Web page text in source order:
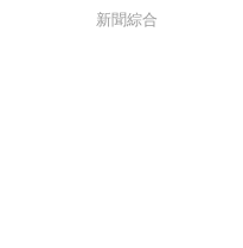
新聞綜合